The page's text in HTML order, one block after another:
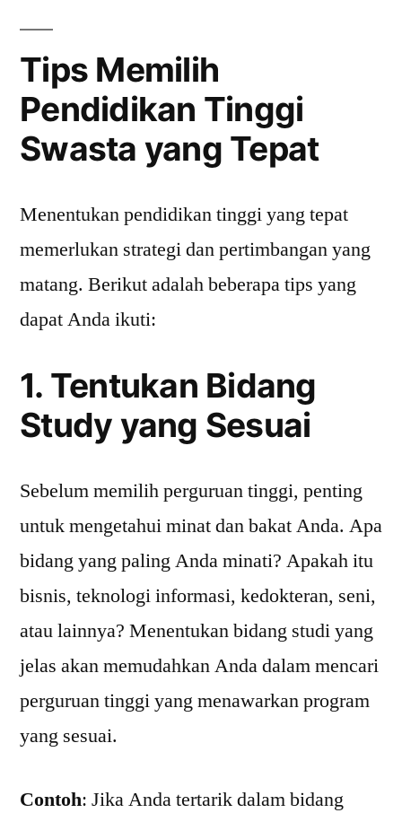
Tips Memilih
Pendidikan Tinggi
Swasta yang Tepat
Menentukan pendidikan tinggi yang tepat
memerlukan strategi dan pertimbangan yang
matang. Berikut adalah beberapa tips yang
dapat Anda ikuti:
1. Tentukan Bidang
Study yang Sesuai
Sebelum memilih perguruan tinggi, penting
untuk mengetahui minat dan bakat Anda. Apa
bidang yang paling Anda minati? Apakah itu
bisnis, teknologi informasi, kedokteran, seni,
atau lainnya? Menentukan bidang studi yang
jelas akan memudahkan Anda dalam mencari
perguruan tinggi yang menawarkan program
yang sesuai.
Contoh: Jika Anda tertarik dalam bidang